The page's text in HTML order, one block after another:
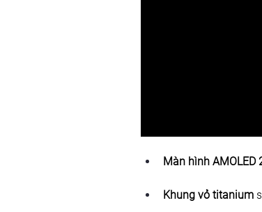
Màn hình AMOLED
Khung vỏ titanium